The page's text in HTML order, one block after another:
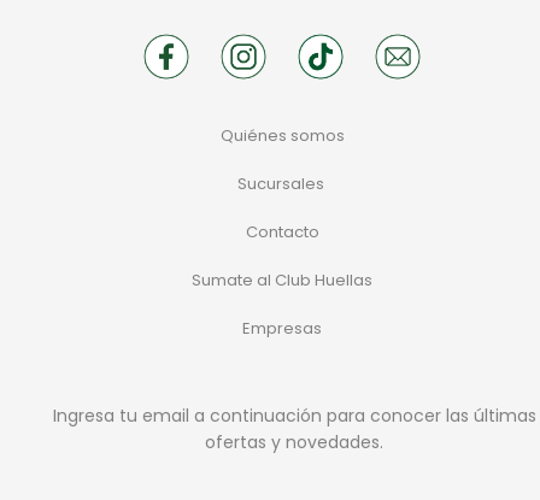
Quiénes somos
Sucursales
Contacto
Sumate al Club Huellas
Empresas
Ingresa tu email a continuación para conocer las últimas
ofertas y novedades.